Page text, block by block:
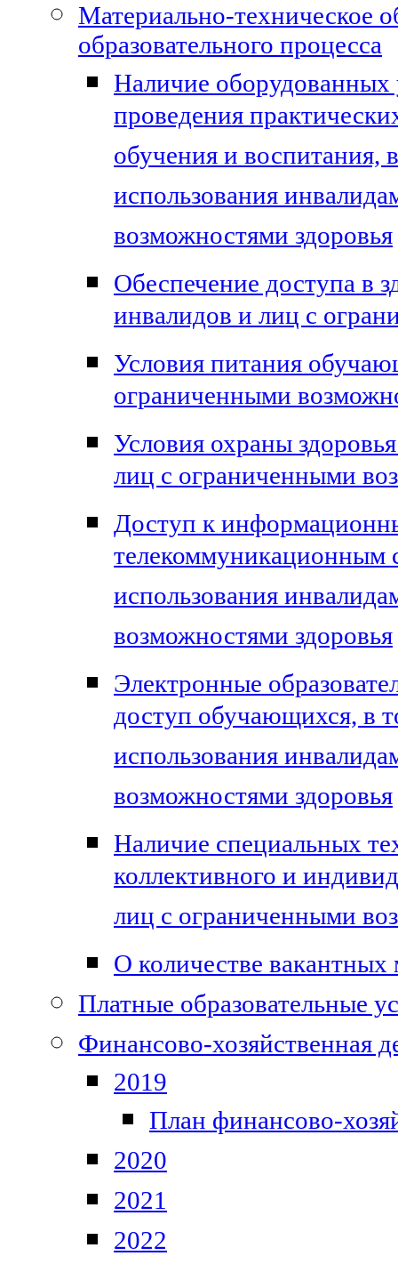
Материально-техническое
образовательного процесса
Наличие оборудованных
проведения
обучения и воспитания,
использования
возможностями здоровья
Обеспечение доступа в
инвалидов и лиц с
Условия питания
ограниченными
Условия охраны
лиц с ограниченными
Доступ к
телекоммуникационным
использования
возможностями здоровья
Электронные
доступ обучающихся, в
использования
возможностями здоровья
Наличие специальных
коллективного и
лиц с ограниченными
О количестве
Платные образовательные
Финансово-хозяйственная
2019
План финансово-
2020
2021
2022